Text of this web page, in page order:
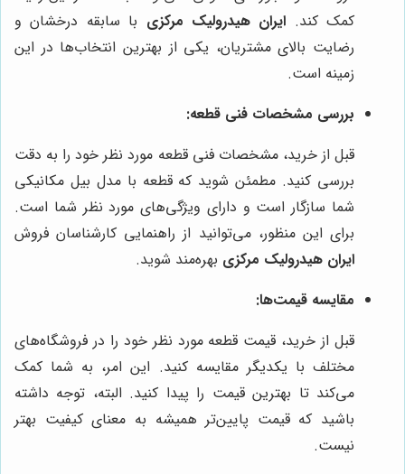
کمک کند. ایران هیدرولیک مرکزی با سابقه درخشان و
رضایت بالای مشتریان، یکی از بهترین انتخاب‌ها در این
زمینه است.
بررسی مشخصات فنی قطعه:
قبل از خرید، مشخصات فنی قطعه مورد نظر خود را به دقت
بررسی کنید. مطمئن شوید که قطعه با مدل بیل مکانیکی
شما سازگار است و دارای ویژگی‌های مورد نظر شما است.
برای این منظور، می‌توانید از راهنمایی کارشناسان فروش
ایران هیدرولیک مرکزی بهره‌مند شوید.
مقایسه قیمت‌ها:
قبل از خرید، قیمت قطعه مورد نظر خود را در فروشگاه‌های
مختلف با یکدیگر مقایسه کنید. این امر، به شما کمک
می‌کند تا بهترین قیمت را پیدا کنید. البته، توجه داشته
باشید که قیمت پایین‌تر همیشه به معنای کیفیت بهتر
نیست.